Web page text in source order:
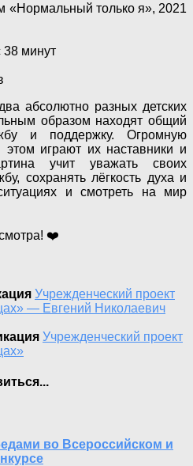
«Нормальный только я», 2021
38 минут
абсолютно разных детских
образом находят общий
и поддержку. Огромную
играют их наставники и
учит уважать своих
сохранять лёгкость духа и
и смотреть на мир
❤️
Учрежденческий проект
— Евгений Николаевич
Учрежденческий проект
во Всероссийском и